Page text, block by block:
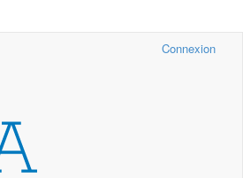
Connexion